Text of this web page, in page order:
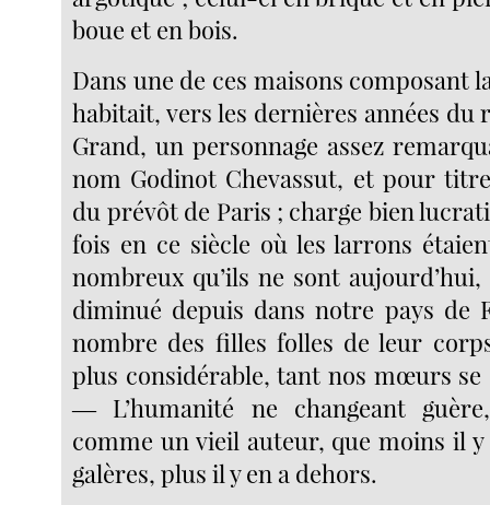
boue et en bois.
Dans une de ces maisons composant
habitait, vers les dernières années du
Grand, un personnage assez
nom Godinot Chevassut, et pour
du prévôt de Paris ; charge bien
fois en ce siècle où les larrons
nombreux qu’ils ne sont
diminué depuis dans notre pays de
nombre des filles folles de leur
plus considérable, tant nos mœurs se
― L’humanité ne changeant
comme un vieil auteur, que moins il
galères, plus il y en a dehors.